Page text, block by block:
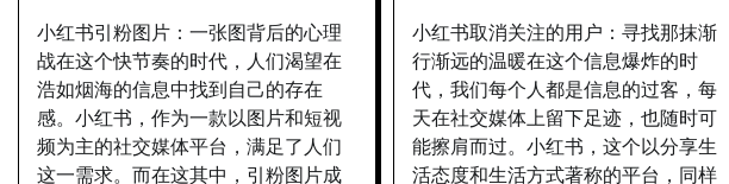
小红书引粉图片：一张图背后的心理
战在这个快节奏的时代，人们渴望在
浩如烟海的信息中找到自己的存在
感。小红书，作为一款以图片和短视
频为主的社交媒体平台，满足了人们
这一需求。而在这其中，引粉图片成
小红书取消关注的用户：寻找那抹渐
行渐远的温暖在这个信息爆炸的时
代，我们每个人都是信息的过客，每
天在社交媒体上留下足迹，也随时可
能擦肩而过。小红书，这个以分享生
活态度和生活方式著称的平台，同样